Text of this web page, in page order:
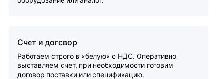
Счет и договор
Работаем строго в «белую» с НДС. Оперативно
выставляем счет, при необходимости готовим
договор поставки или спецификацию.